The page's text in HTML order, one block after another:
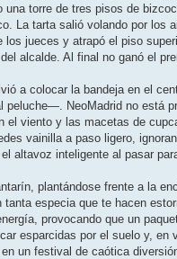
torre de tres pisos de
La tarta salió volando por
jueces y atrapó el piso
alcalde. Al final no ganó el
a colocar la bandeja en el
NeoMadrid no está
el viento y las macetas de
vainilla a paso ligero,
altavoz inteligente al pasar
plantándose frente a la
especia que te hacen
provocando que un
esparcidas por el suelo y,
un festival de caótica